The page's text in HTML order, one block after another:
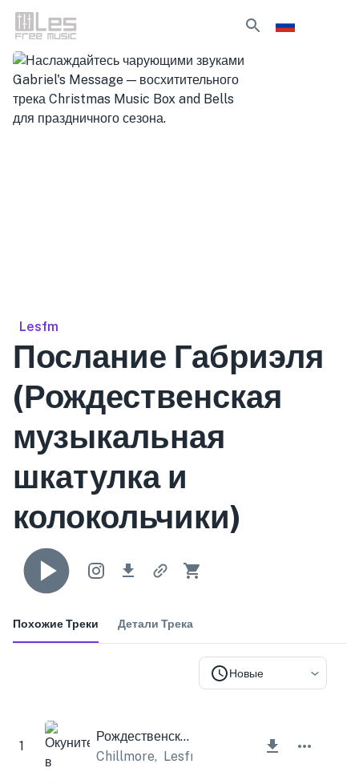
Lesfm
Послание Габриэля
(Рождественская
музыкальная
шкатулка и
колокольчики)
Похожие Треки Детали Трека
Новые
1
Рождественский ритм
Chillmore, Lesfm